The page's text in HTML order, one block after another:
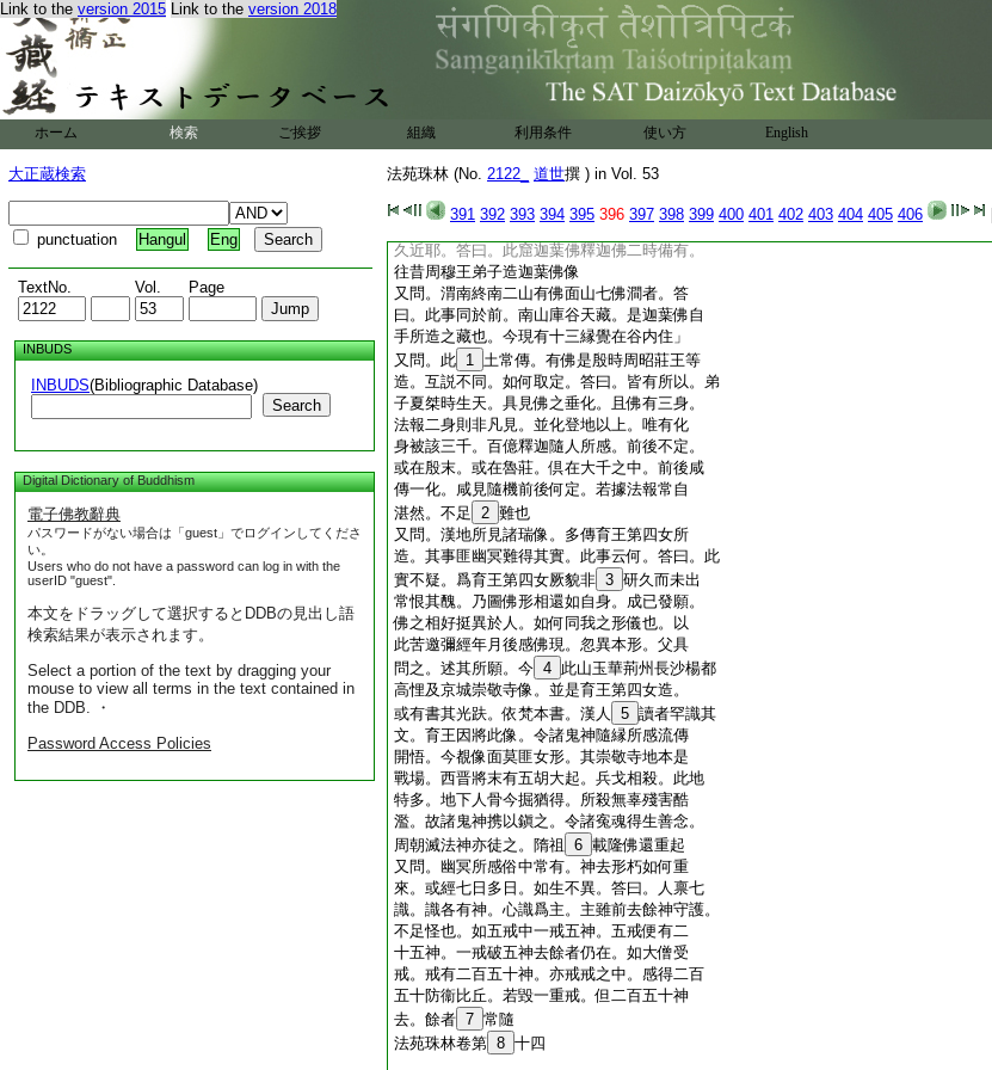
Link to the version 2015 Link to the version 2018
ホーム 検索 ご挨拶 組織 利用条件 使い方 English
大正蔵検索
punctuation Hangul Eng
TextNo. Vol. Page
INBUDS
INBUDS(Bibliographic Database)
Search
Digital Dictionary of Buddhism
電子佛教辭典
パスワードがない場合は「guest」でログインしてくださ
い。
Users who do not have a password can log in with the
userID "guest".
本文をドラッグして選択するとDDBの見出し語
検索結果が表示されます。
Select a portion of the text by dragging your
mouse to view all terms in the text contained in
the DDB. ・
Password Access Policies
法苑珠林 (No. 2122_ 道世撰 ) in Vol. 53
391 392 393 394 395 396 397 398 399 400 401 402 403 404 405 406
15 囑 16 儀
又問。南海循州北山興寧縣界靈龕寺多有
靈迹。此乃文殊聖者弟子。爲此山神多造惡
業。文殊愍之便來教化。遂識宿命。請爲留迹。
我常禮事得離諸惡。文殊爲現今者是也。於
貞觀三年。山神命終生兜率天。別有一鬼來
居此地。即舊神親家也。大造諸惡。生天舊神
憐之。下請文殊。爲現小迹以化後神。又從正
法故。今此山大小迹現莫匪有由焉。見付＊囑
儀
久近耶。答曰。此窟迦葉佛釋迦佛二時備有。
往昔周穆王弟子造迦葉佛像
又問。渭南終南二山有佛面山七佛澗者。答
曰。此事同於前。南山庫谷天藏。是迦葉佛自
手所造之藏也。今現有十三縁覺在谷内住」
又問。此 1 土常傳。有佛是殷時周昭莊王等
造。互説不同。如何取定。答曰。皆有所以。弟
子夏桀時生天。具見佛之垂化。且佛有三身。
法報二身則非凡見。並化登地以上。唯有化
身被該三千。百億釋迦隨人所感。前後不定。
或在殷末。或在魯莊。倶在大千之中。前後咸
傳一化。咸見隨機前後何定。若據法報常自
湛然。不足
2 難也
又問。漢地所見諸瑞像。多傳育王第四女所
造。其事匪幽冥難得其實。此事云何。答曰。此
實不疑。爲育王第四女厥貌非 3 研久而未出
常恨其醜。乃圖佛形相還如自身。成已發願。
佛之相好挺異於人。如何同我之形儀也。以
此苦邀彌經年月後感佛現。忽異本形。父具
問之。述其所願。今 4 此山玉華荊州長沙楊都
高悝及京城崇敬寺像。並是育王第四女造。
或有書其光趺。依梵本書。漢人
5 讀者罕識其
文。育王因將此像。令諸鬼神隨縁所感流傳
開悟。今覩像面莫匪女形。其崇敬寺地本是
戰場。西晋將末有五胡大起。兵戈相殺。此地
特多。地下人骨今掘猶得。所殺無辜殘害酷
濫。故諸鬼神携以鎭之。令諸寃魂得生善念。
周朝滅法神亦徒之。隋祖
6 載隆佛還重起
又問。幽冥所感俗中常有。神去形朽如何重
來。或經七日多日。如生不異。答曰。人禀七
識。識各有神。心識爲主。主雖前去餘神守護。
不足怪也。如五戒中一戒五神。五戒便有二
十五神。一戒破五神去餘者仍在。如大僧受
戒。戒有二百五十神。亦戒戒之中。感得二百
五十防衞比丘。若毀一重戒。但二百五十神
去。餘者 7 常隨
法苑珠林卷第 8 十四